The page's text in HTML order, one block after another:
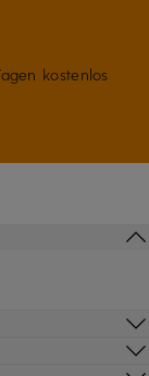
kostenlos